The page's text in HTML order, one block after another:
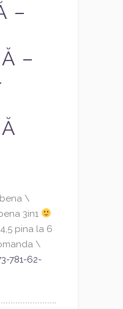
–
–
\
3in1
pina la 6
\
781-62-